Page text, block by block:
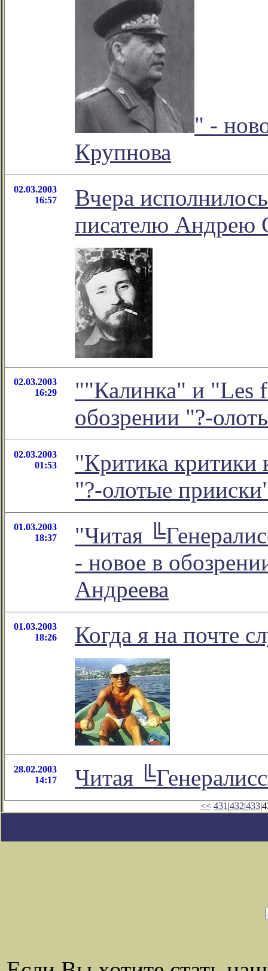
" -
Крупнова
02.03.2003
16:57
Вчера
писателю Андрею
02.03.2003
16:29
""Калинка" и "Les
обозрении "?-
02.03.2003
01:53
"Критика критики
"?-олотые
01.03.2003
18:37
"Читая
- новое в
Андреева
01.03.2003
18:26
Когда я на почте
28.02.2003
14:17
Читая
<< 431 |432|433